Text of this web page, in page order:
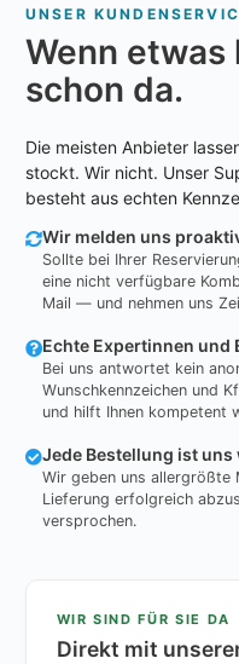
UNSER
Wenn etwas
schon da.
Die meisten Anbieter
stockt. Wir nicht. Unser
besteht aus echten
Wir melden uns
Sollte bei Ihrer
eine nicht verfügbare
Mail — und nehmen uns
Echte Expertinnen und
Bei uns antwortet kein
Wunschkennzeichen und
und hilft Ihnen kompetent
Jede Bestellung ist
Wir geben uns allergrößte
Lieferung erfolgreich
versprochen.
WIR SIND FÜR SIE DA
Direkt mit